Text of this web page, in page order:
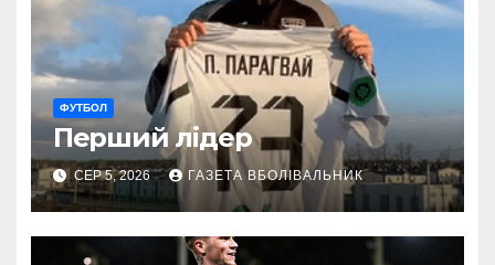
ФУТБОЛ
Перший лідер
СЕР 5, 2026 ГАЗЕТА ВБОЛІВАЛЬНИК